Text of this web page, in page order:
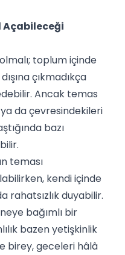
Açabileceği
toplum içinde
çıkmadıkça
Ancak temas
ya da çevresindekileri
bazı
teması
kendi içinde
rahatsızlık duyabilir.
bağımlı bir
bazen yetişkinlik
birey, geceleri hâlâ